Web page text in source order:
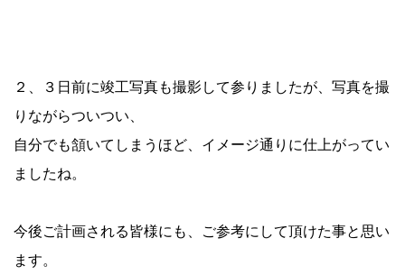
２、３日前に竣工写真も撮影して参りましたが、写真を撮
りながらついつい、
自分でも頷いてしまうほど、イメージ通りに仕上がってい
ましたね。
今後ご計画される皆様にも、ご参考にして頂けた事と思い
ます。